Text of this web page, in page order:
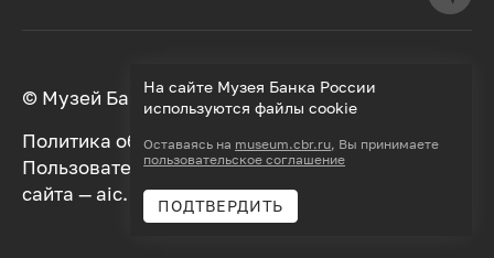
© Музей Банка России, 2000–2026
Политика обработки персональных данных
Пользовательское соглашение
сайта — aic. Разработка —
На сайте Музея Банка России
используются файлы cookie
Оставаясь на museum.cbr.ru, Вы принимаете
пользовательское соглашение
ПОДТВЕРДИТЬ